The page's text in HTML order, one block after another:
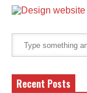
Recent Posts